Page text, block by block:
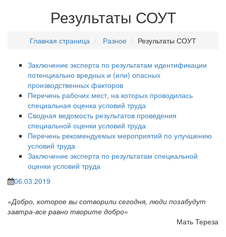
Результаты СОУТ
Главная страница Разное Результаты СОУТ
Заключение эксперта по результатам идентификации
потенциально вредных и (или) опасных
производственных факторов
Перечень рабочих мест, на которых проводилась
специальная оценка условий труда
Сводная ведомость результатов проведения
специальной оценки условий труда
Перечень рекомендуемых мероприятий по улучшению
условий труда
Заключение эксперта по результатам специальной
оценки условий труда
06.03.2019
«Добро, которое вы сотворили сегодня, люди позабудут
завтра-все равно творите добро»
Мать Тереза